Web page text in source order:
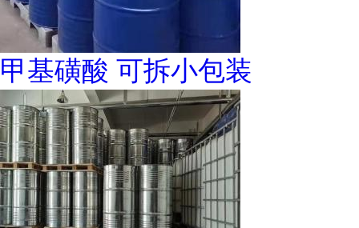
甲基磺酸 可拆小包装